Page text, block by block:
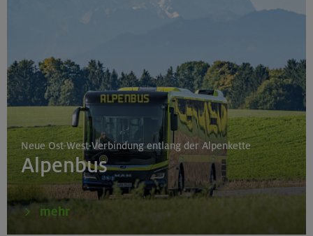
Neue Ost-West-Verbindung entlang der Alpenkette
Alpenbus
mehr